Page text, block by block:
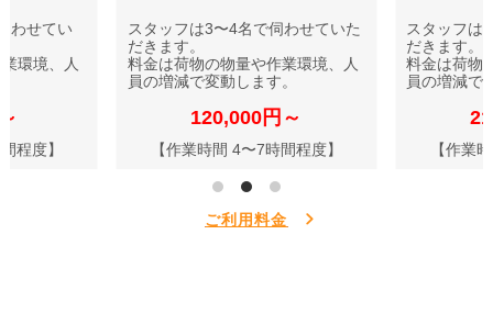
わせてい
環境、人
程度】
スタッフは3〜4名で伺わせていた
だきます。
料金は荷物の物量や作業環境、人
員の増減で変動します。
120,000円～
【作業時間 4〜7時間程度】
スタッフは
だきます。
料金は荷物
員の増減で
【作業
ご利用料金